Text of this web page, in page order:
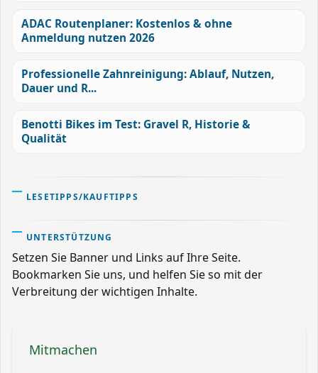
ADAC Routenplaner: Kostenlos & ohne
Anmeldung nutzen 2026
Professionelle Zahnreinigung: Ablauf, Nutzen,
Dauer und R...
Benotti Bikes im Test: Gravel R, Historie &
Qualität
LESETIPPS/KAUFTIPPS
UNTERSTÜTZUNG
Setzen Sie Banner und Links auf Ihre Seite.
Bookmarken Sie uns, und helfen Sie so mit der
Verbreitung der wichtigen Inhalte.
Mitmachen